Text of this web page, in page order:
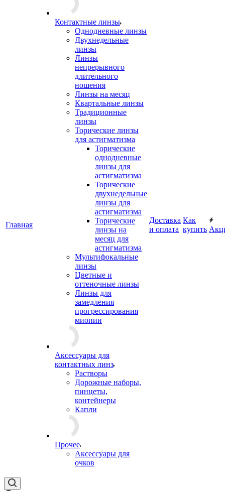
Главная
Контактные линзы
Однодневные линзы
Двухнедельные
линзы
Линзы
непрерывного
длительного
ношения
Линзы на месяц
Квартальные линзы
Традиционные
линзы
Торические линзы
для астигматизма
Торические
однодневные
линзы для
астигматизма
Торические
двухнедельные
линзы для
астигматизма
Торические
линзы на
месяц для
астигматизма
Мультифокальные
линзы
Цветные и
оттеночные линзы
Линзы для
замедления
прогрессирования
миопии
Аксессуары для
контактных линз
Растворы
Дорожные наборы,
пинцеты,
контейнеры
Капли
Прочее
Аксессуары для
очков
Доставка
и оплата
Как
купить